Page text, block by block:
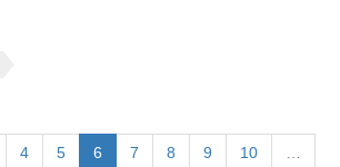
4 5 6 7 8 9 10